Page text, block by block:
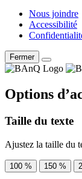
Nous joindre
Accessibilité
Fermer
Options
Taille du texte
Ajustez la taille du
100 % 150 %